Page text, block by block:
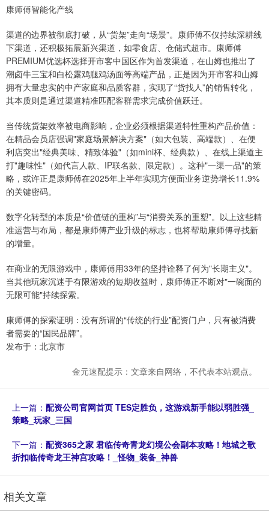
康师傅智能化产线
渠道的边界被彻底打破，从“货架”走向“场景”。康师傅不仅持续深耕线
下渠道，还积极拓展新兴渠道，如零食店、仓储式超市。康师傅
PREMIUM优选杯选择开市客中国区作为首发渠道，在山姆也推出了
潮卤牛三宝和白松露鸡腿鸡汤面等高端产品，正是因为开市客和山姆
拥有大量忠实的中产家庭和品质客群，实现了“货找人”的销售转化，
其本质则是通过渠道精准匹配客群需求完成价值跃迁。
当传统货架效率被电商影响，企业必须根据渠道特性重构产品价值：
在精品会员店强调"家庭场景解决方案"（如大包装、高端款）、在便
利店突出"经典美味、精致体验"（如mini杯、经典款）、在线上渠道主
打"趣味性"（如代言人款、IP联名款、限定款）。这种"一渠一品"的策
略，或许正是康师傅在2025年上半年实现方便面业务逆势增长11.9%
的关键密码。
数字化转型的本质是“价值链的重构”与“消费关系的重塑”。以上这些精
准运营与布局，都是康师傅产业升级的标志，也将帮助康师傅寻找新
的增量。
在商业的无限游戏中，康师傅用33年的坚持诠释了何为"长期主义"。
当其他玩家沉迷于有限游戏的短期收益时，康师傅正不断对"一碗面的
无限可能"持续探索。
康师傅的探索证明：没有所谓的“传统的行业”配资门户，只有被消费
者需要的“国民品牌”。
发布于：北京市
金元速配提示：文章来自网络，不代表本站观点。
上一篇： 配资公司官网首页 TES定胜负，这游戏新手能以弱胜强_
策略_玩家_三国
下一篇： 配资365之家 君临传奇青龙幻境公会副本攻略！地城之歌
折扣临传奇龙王神宫攻略！_怪物_装备_神兽
相关文章